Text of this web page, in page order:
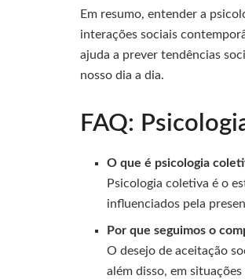
Em resumo, entender a
interações sociais
ajuda a prever tendências
nosso dia a dia.
FAQ:
O que é psicologia
Psicologia coletiva é o
influenciados pela
Por que seguimos o
O desejo de aceitação
além disso, em